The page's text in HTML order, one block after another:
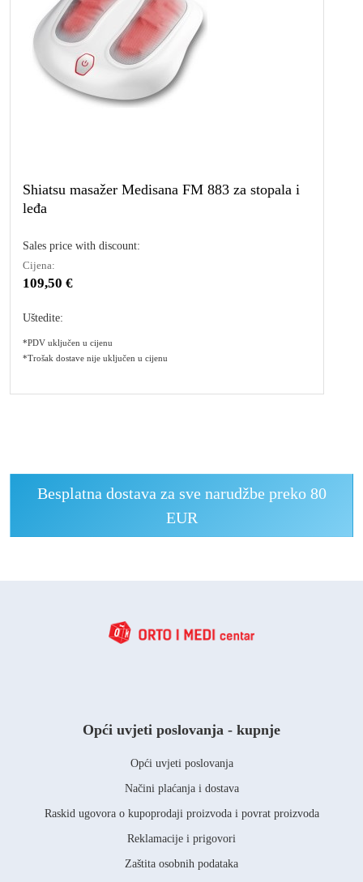
Shiatsu masažer Medisana FM 883 za stopala i
leđa
Sales price with discount:
Cijena:
109,50 €
Uštedite:
*PDV uključen u cijenu
*Trošak dostave nije uključen u cijenu
Besplatna dostava za sve narudžbe preko 80
EUR
Opći uvjeti poslovanja - kupnje
Opći uvjeti poslovanja
Načini plaćanja i dostava
Raskid ugovora o kupoprodaji proizvoda i povrat proizvoda
Reklamacije i prigovori
Zaštita osobnih podataka